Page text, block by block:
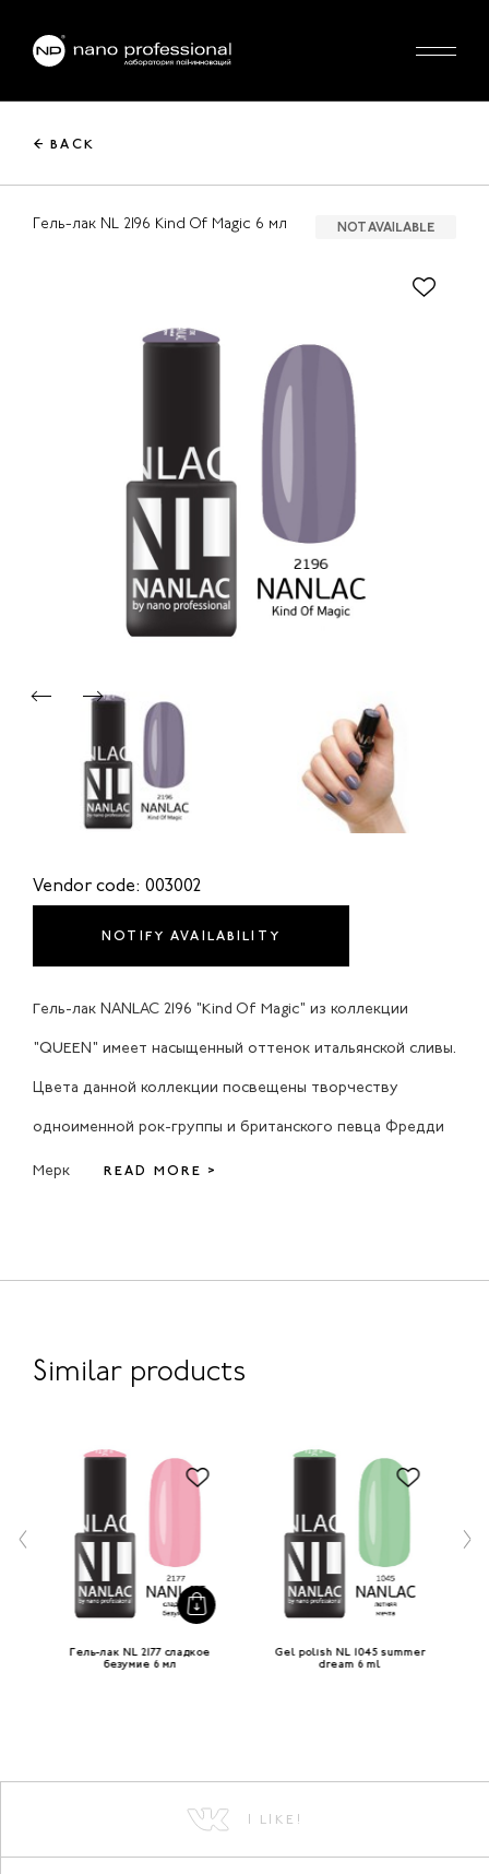
← BACK
Гель-лак NL 2196 Kind Of Magic 6 мл NOT AVAILABLE
Vendor code: 003002
NOTIFY AVAILABILITY
Гель-лак NANLAC 2196 "Kind Of Magic" из коллекции
"QUEEN" имеет насыщенный оттенок итальянской сливы.
Цвета данной коллекции посвещены творчеству
одноименной рок-группы и британского певца Фредди
Мерк READ MORE >
Similar products
Гель-лак NL 2177 сладкое
безумие 6 мл
Gel polish NL 1045 summer
dream 6 ml
I LIKE!